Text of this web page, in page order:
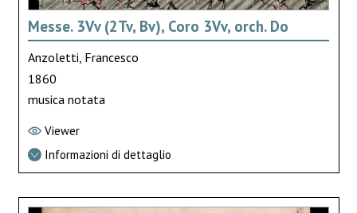
Messe. 3Vv (2Tv, Bv), Coro 3Vv, orch. Do
Anzoletti, Francesco
1860
musica notata
Viewer
Informazioni di dettaglio